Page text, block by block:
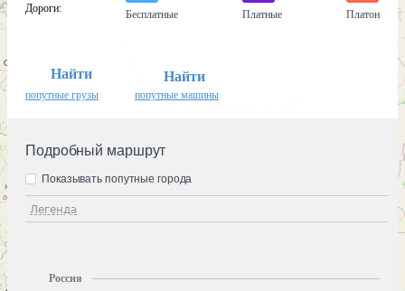
Дороги:
Бесплатные Платные Платон
Найти
попутные грузы
Найти
попутные машины
Подробный маршрут
Легенда
Показывать попутные города
Россия